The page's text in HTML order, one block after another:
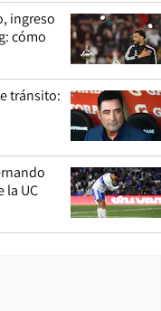
ingreso
cómo
tránsito:
la UC